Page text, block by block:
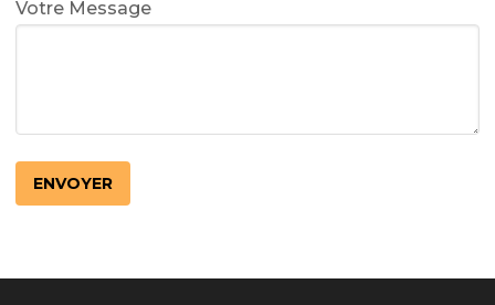
Votre Message
LotoMart
Бай Лото
escort barcelone
https://intimaties.net/es/category/woman-used-
eros houston
albanianescort